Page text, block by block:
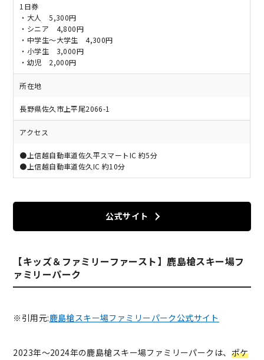
1日券
・大人 5,300円
・シニア 4,800円
・中学生～大学生 4,300円
・小学生 3,000円
・幼児 2,000円
所在地
長野県佐久市上平尾2066-1
アクセス
●上信越自動車道佐久平スマートIC 約5分
●上信越自動車道佐久IC 約10分
公式サイト
【キッズ＆ファミリーファースト】鹿島槍スキー場フ
ァミリーパーク
※引用元:鹿島槍スキー場ファミリーパーク公式サイト
2023年〜2024年の鹿島槍スキー場ファミリーパークは、 ポケ